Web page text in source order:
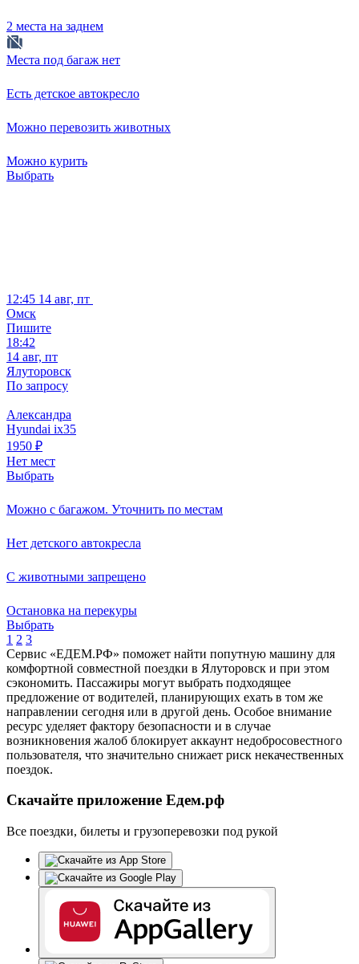
2 места на заднем
Места под багаж нет
Есть детское автокресло
Можно перевозить животных
Можно курить
Выбрать
12:45 14 авг, пт
Омск
Пишите
18:42
14 авг, пт
Ялуторовск
По запросу
Александра
Hyundai ix35
1950 ₽
Нет мест
Выбрать
Можно с багажом. Уточнить по местам
Нет детского автокресла
С животными запрещено
Остановка на перекуры
Выбрать
1 2 3
Сервис «ЕДЕМ.РФ» поможет найти попутную машину для
комфортной совместной поездки в Ялуторовск и при этом
сэкономить. Пассажиры могут выбрать подходящее
предложение от водителей, планирующих ехать в том же
направлении сегодня или в другой день. Особое внимание
ресурс уделяет фактору безопасности и в случае
возникновения жалоб блокирует аккаунт недобросовестного
пользователя, что значительно снижает риск некачественных
поездок.
Скачайте приложение Едем.рф
Все поездки, билеты и грузоперевозки под рукой